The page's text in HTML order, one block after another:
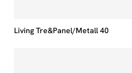
Living Tre&Panel/Metall 40